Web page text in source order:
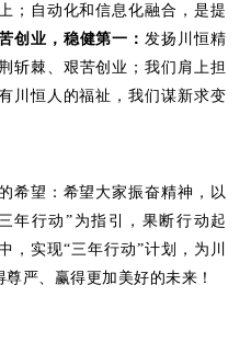
；自动化和信息化融合，是提
创业，稳健第一： 发扬川恒精
斩棘、艰苦创业； 我们肩上担
川恒人的福祉，我们谋新求变
希望：希望大家振奋精神，以
年行动”为指引，果断行动起
，实现“三年行动”计划，为川
严、赢得更加美好的未来！